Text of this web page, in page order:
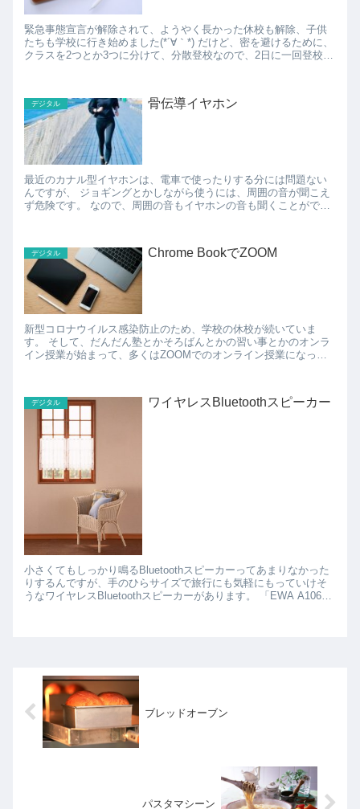
緊急事態宣言が解除されて、ようやく長かった休校も解除、子供
たちも学校に行き始めました(*´∀｀*) だけど、密を避けるために、
クラスを2つとか3つに分けて、分散登校なので、2日に一回登校す
デジタル 骨伝導イヤホン
最近のカナル型イヤホンは、電車で使ったりする分には問題ない
んですが、 ジョギングとかしながら使うには、周囲の音が聞こえ
ず危険です。 なので、周囲の音もイヤホンの音も聞くことができ
デジタル Chrome BookでZOOM
新型コロナウイルス感染防止のため、学校の休校が続いていま
す。 そして、だんだん塾とかそろばんとかの習い事とかのオンラ
イン授業が始まって、多くはZOOMでのオンライン授業になって
デジタル ワイヤレスBluetoothスピーカー
小さくてもしっかり鳴るBluetoothスピーカーってあまりなかった
りするんですが、手のひらサイズで旅行にも気軽にもっていけそ
うなワイヤレスBluetoothスピーカーがあります。 「EWA A106」
ブレッドオーブン
パスタマシーン